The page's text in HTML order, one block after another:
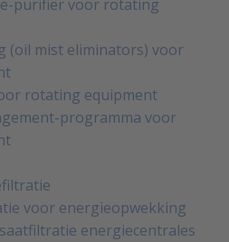
purifier voor rotating
(oil mist eliminators) voor
rotating equipment
programma voor
voor energieopwekking
energiecentrales